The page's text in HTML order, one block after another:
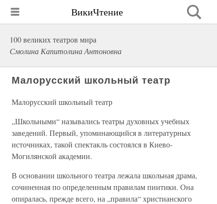
ВикиЧтение
100 великих театров мира
Смолина Капитолина Антоновна
Малорусский школьный театр
Малорусский школьный театр
„Школьными“ назывались театры духовных учебных
заведений. Первый, упоминающийся в литературных
источниках, такой спектакль состоялся в Киево-
Могилянской академии.
В основании школьного театра лежала школьная драма,
сочиненная по определенным правилам пиитики. Она
опиралась, прежде всего, на „правила“ христианского